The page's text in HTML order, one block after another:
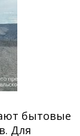
бытовые
Для